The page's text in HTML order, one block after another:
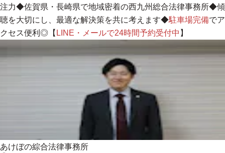
注力◆佐賀県・長崎県で地域密着の西九州総合法律事務所◆傾
聴を大切にし、最適な解決策を共に考えます◆駐車場完備でア
クセス便利◎【 LINE・メールで24時間予約受付中 】
あけぼの綜合法律事務所